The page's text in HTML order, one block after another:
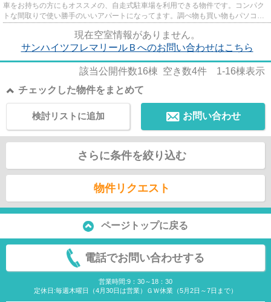
車をお持ちの方にもオススメの、自走式駐車場を利用できる物件です。コンパク
トな間取りで使い勝手のいいアパートになってます。調べ物も買い物もパソコン
現在空室情報がありません。
サンハイツフレマリールＢへのお問い合わせはこちら
該当公開件数16棟 空き数4件 1-16棟表示
チェックした物件をまとめて
お問い合わせ
検討リストに追加
さらに条件を絞り込む
物件リクエスト
ページトップに戻る
電話でお問い合わせする
営業時間:9：30～18：30
定休日:毎週木曜日（4月30日は営業）ＧＷ休業（5月2日～7日まで）